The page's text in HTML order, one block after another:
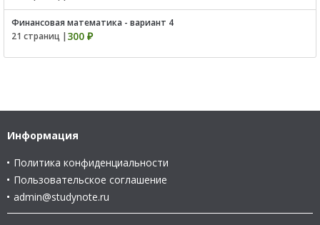
Финансовая математика - вариант 4
21 страниц | 300 ₽
Информация
Политика конфиденциальности
Пользовательское соглашение
admin@studynote.ru